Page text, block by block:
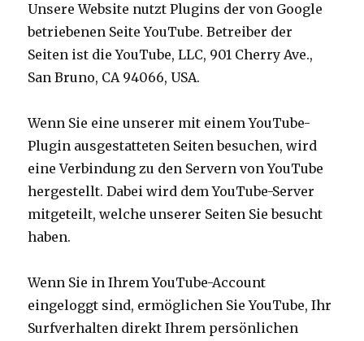
Unsere Website nutzt Plugins der von Google
betriebenen Seite YouTube. Betreiber der
Seiten ist die YouTube, LLC, 901 Cherry Ave.,
San Bruno, CA 94066, USA.
Wenn Sie eine unserer mit einem YouTube-
Plugin ausgestatteten Seiten besuchen, wird
eine Verbindung zu den Servern von YouTube
hergestellt. Dabei wird dem YouTube-Server
mitgeteilt, welche unserer Seiten Sie besucht
haben.
Wenn Sie in Ihrem YouTube-Account
eingeloggt sind, ermöglichen Sie YouTube, Ihr
Surfverhalten direkt Ihrem persönlichen